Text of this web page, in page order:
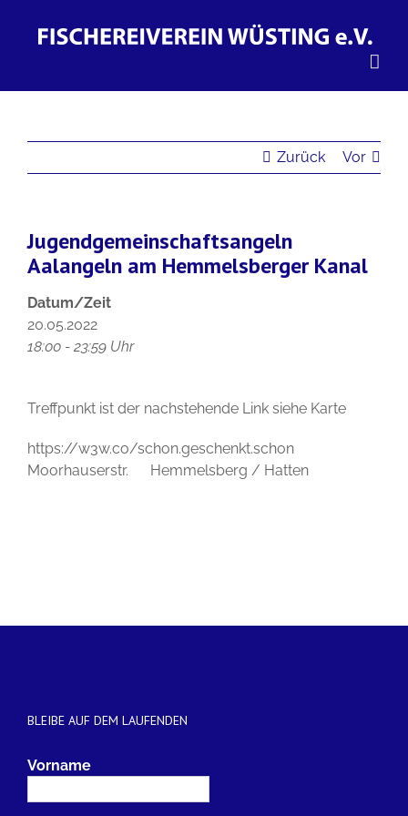
Zurück Vor
Jugendgemeinschaftsangeln
Aalangeln am Hemmelsberger Kanal
Datum/Zeit
20.05.2022
18:00 - 23:59 Uhr
Treffpunkt ist der nachstehende Link siehe Karte
https://w3w.co/schon.geschenkt.schon
Moorhauserstr. Hemmelsberg / Hatten
BLEIBE AUF DEM LAUFENDEN
Vorname